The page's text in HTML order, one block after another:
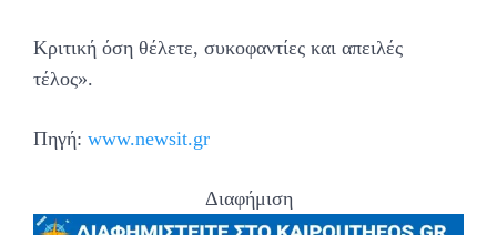
Κριτική όση θέλετε, συκοφαντίες και απειλές
τέλος».
Πηγή: www.newsit.gr
Διαφήμιση